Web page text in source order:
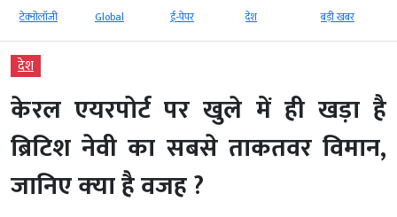
टेक्‍नोलॉजी Global ई-पेपर देश बड़ी खबर
देश
केरल एयरपोर्ट पर खुले में ही खड़ा है
ब्रिटिश नेवी का सबसे ताकतवर विमान,
जानिए क्‍या है वजह ?